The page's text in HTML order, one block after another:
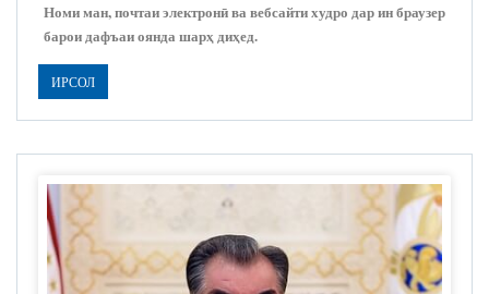
Номи ман, почтаи электронӣ ва вебсайти худро дар ин браузер
барои дафъаи оянда шарҳ диҳед.